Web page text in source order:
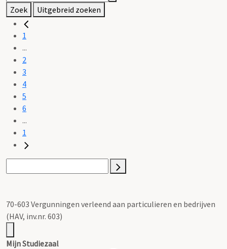
Zoek Uitgebreid zoeken
1
...
2
3
4
5
6
...
1
70-603 Vergunningen verleend aan particulieren en bedrijven
(HAV, inv.nr. 603)
Mijn Studiezaal